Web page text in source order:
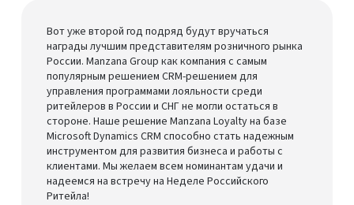
Вот уже второй год подряд будут вручаться
награды лучшим представителям розничного рынка
России. Manzana Group как компания с самым
популярным решением CRM-решением для
управления программами лояльности среди
ритейлеров в России и СНГ не могли остаться в
стороне. Наше решение Manzana Loyalty на базе
Microsoft Dynamics CRM способно стать надежным
инструментом для развития бизнеса и работы с
клиентами. Мы желаем всем номинантам удачи и
надеемся на встречу на Неделе Российского
Ритейла!